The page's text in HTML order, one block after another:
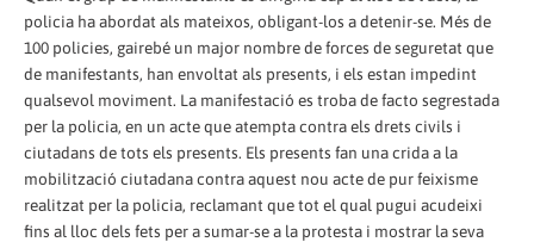
policia ha abordat als mateixos, obligant-los a detenir-se. Més de
100 policies, gairebé un major nombre de forces de seguretat que
de manifestants, han envoltat als presents, i els estan impedint
qualsevol moviment. La manifestació es troba de facto segrestada
per la policia, en un acte que atempta contra els drets civils i
ciutadans de tots els presents. Els presents fan una crida a la
mobilització ciutadana contra aquest nou acte de pur feixisme
realitzat per la policia, reclamant que tot el qual pugui acudeixi
fins al lloc dels fets per a sumar-se a la protesta i mostrar la seva